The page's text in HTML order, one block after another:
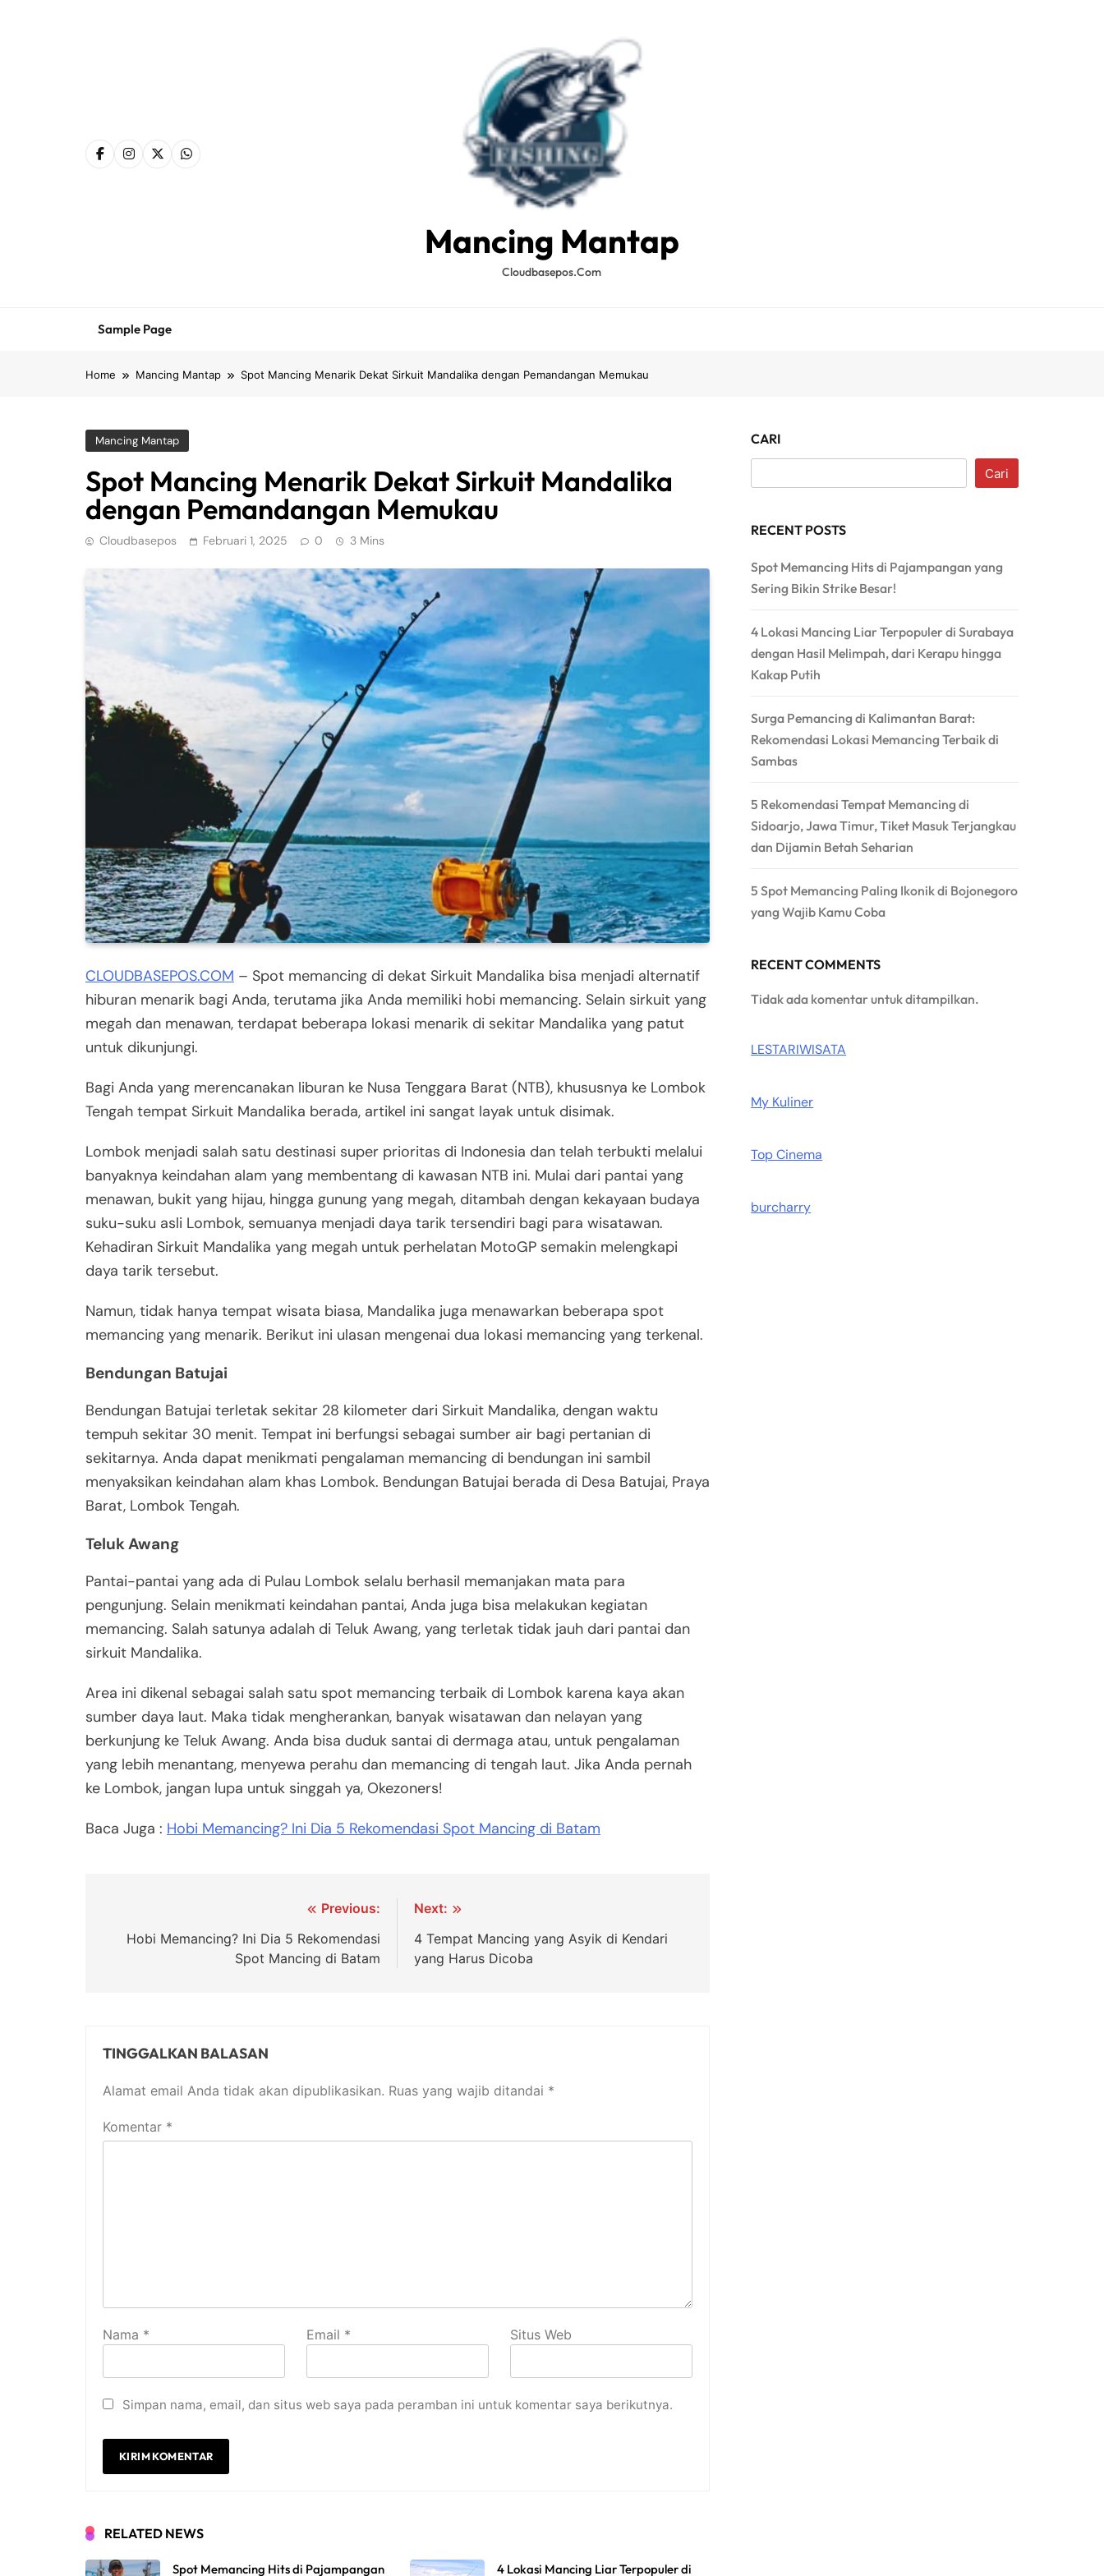
Mancing Mantap
Cloudbasepos.com
Sample Page
Home Mancing Mantap Spot Mancing Menarik Dekat Sirkuit Mandalika dengan Pemandangan Memukau
Mancing Mantap
Spot Mancing Menarik Dekat Sirkuit Mandalika
dengan Pemandangan Memukau
Cloudbasepos Februari 1, 2025 0 3 Mins
CLOUDBASEPOS.COM – Spot memancing di dekat Sirkuit Mandalika bisa menjadi alternatif
hiburan menarik bagi Anda, terutama jika Anda memiliki hobi memancing. Selain sirkuit yang
megah dan menawan, terdapat beberapa lokasi menarik di sekitar Mandalika yang patut
untuk dikunjungi.
Bagi Anda yang merencanakan liburan ke Nusa Tenggara Barat (NTB), khususnya ke Lombok
Tengah tempat Sirkuit Mandalika berada, artikel ini sangat layak untuk disimak.
Lombok menjadi salah satu destinasi super prioritas di Indonesia dan telah terbukti melalui
banyaknya keindahan alam yang membentang di kawasan NTB ini. Mulai dari pantai yang
menawan, bukit yang hijau, hingga gunung yang megah, ditambah dengan kekayaan budaya
suku-suku asli Lombok, semuanya menjadi daya tarik tersendiri bagi para wisatawan.
Kehadiran Sirkuit Mandalika yang megah untuk perhelatan MotoGP semakin melengkapi
daya tarik tersebut.
Namun, tidak hanya tempat wisata biasa, Mandalika juga menawarkan beberapa spot
memancing yang menarik. Berikut ini ulasan mengenai dua lokasi memancing yang terkenal.
Bendungan Batujai
Bendungan Batujai terletak sekitar 28 kilometer dari Sirkuit Mandalika, dengan waktu
tempuh sekitar 30 menit. Tempat ini berfungsi sebagai sumber air bagi pertanian di
sekitarnya. Anda dapat menikmati pengalaman memancing di bendungan ini sambil
menyaksikan keindahan alam khas Lombok. Bendungan Batujai berada di Desa Batujai, Praya
Barat, Lombok Tengah.
Teluk Awang
Pantai-pantai yang ada di Pulau Lombok selalu berhasil memanjakan mata para
pengunjung. Selain menikmati keindahan pantai, Anda juga bisa melakukan kegiatan
memancing. Salah satunya adalah di Teluk Awang, yang terletak tidak jauh dari pantai dan
sirkuit Mandalika.
Area ini dikenal sebagai salah satu spot memancing terbaik di Lombok karena kaya akan
sumber daya laut. Maka tidak mengherankan, banyak wisatawan dan nelayan yang
berkunjung ke Teluk Awang. Anda bisa duduk santai di dermaga atau, untuk pengalaman
yang lebih menantang, menyewa perahu dan memancing di tengah laut. Jika Anda pernah
ke Lombok, jangan lupa untuk singgah ya, Okezoners!
Baca Juga : Hobi Memancing? Ini Dia 5 Rekomendasi Spot Mancing di Batam
pos
Previous:
Hobi Memancing? Ini Dia 5 Rekomendasi
Spot Mancing di Batam
Next:
4 Tempat Mancing yang Asyik di Kendari
yang Harus Dicoba
TINGGALKAN BALASAN
Alamat email Anda tidak akan dipublikasikan. Ruas yang wajib ditandai *
Komentar *
Nama * Email * Situs Web
Simpan nama, email, dan situs web saya pada peramban ini untuk komentar saya berikutnya.
RELATED NEWS
Spot Memancing Hits di Pajampangan 4 Lokasi Mancing Liar Terpopuler di
CARI
Cari
RECENT POSTS
Spot Memancing Hits di Pajampangan yang
Sering Bikin Strike Besar!
4 Lokasi Mancing Liar Terpopuler di Surabaya
dengan Hasil Melimpah, dari Kerapu hingga
Kakap Putih
Surga Pemancing di Kalimantan Barat:
Rekomendasi Lokasi Memancing Terbaik di
Sambas
5 Rekomendasi Tempat Memancing di
Sidoarjo, Jawa Timur, Tiket Masuk Terjangkau
dan Dijamin Betah Seharian
5 Spot Memancing Paling Ikonik di Bojonegoro
yang Wajib Kamu Coba
RECENT COMMENTS
Tidak ada komentar untuk ditampilkan.
LESTARIWISATA
My Kuliner
Top Cinema
burcharry